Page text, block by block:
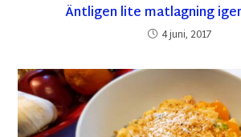
Äntligen lite matlagning
4 juni, 2017